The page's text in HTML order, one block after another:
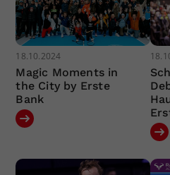
18.10.2024
Magic Moments in
the City by Erste
Bank